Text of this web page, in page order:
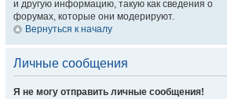
и другую информацию, такую как сведения о
форумах, которые они модерируют.
Вернуться к началу
Личные сообщения
Я не могу отправить личные сообщения!